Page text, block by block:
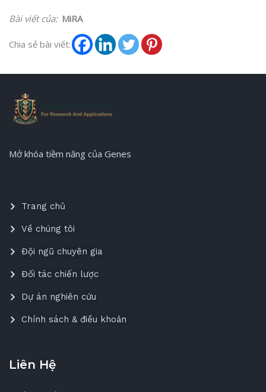
Bài viết của: MiRA
Chia sẻ bài viết:
Mở khóa tiềm năng của Genes
Trang chủ
Về chúng tôi
Đội ngũ chuyên gia
Đối tác chiến lược
Dự án nghiên cứu
Chính sách & điều khoản
Liên Hệ